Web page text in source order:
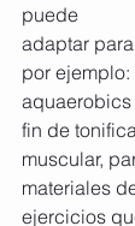
puede
adaptar
por
fin de
muscular,
materiales
ejercicios